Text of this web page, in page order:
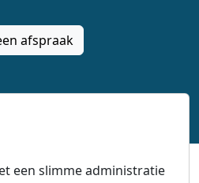
afspraak
een slimme administratie